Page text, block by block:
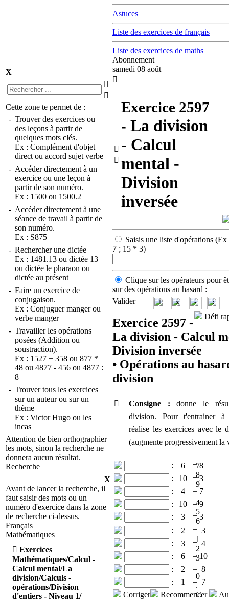
X


Cette zone te permet de :
- Trouver des exercices ou
des leçons à partir de
quelques mots clés.
Ex : Complément d'objet
direct ou accord sujet verbe
- Accéder directement à un
exercice ou une leçon à
partir de son numéro.
Ex : 1500 ou 1500.2
- Accéder directement à une
séance de travail à partir de
son numéro.
Ex : S875
- Rechercher une dictée
Ex : 1481.13 ou dictée 13
ou dictée le pharaon ou
dictée au présent
- Faire un exercice de
conjugaison.
Ex : Conjuguer mangerou
verbe manger
- Travailler les opérations
posées (Addition ou
soustraction).
Ex : 1527 + 358 ou 877 *
48 ou 4877 - 456 ou 4877 :
8
- Trouver tous les exercices
sur un auteur ou sur un
thème
Ex : Victor Hugo ou les
incas
Attention de bien orthographier
les mots, sinon la recherche ne
donnera aucun résultat.
Recherche
X
Avant de lancer la recherche, il
faut saisir des mots ou un
numéro d'exercice dans la zone
de recherche ci-dessus.
Français
Mathématiques
 Exercices
Mathématiques/Calcul -
Calcul mental/La
division/Calculs -
opérations/Division
d'entiers - Niveau 1/
Astuces
Liste des exercices de français
Liste des exercices de maths
Abonnement
samedi 08 août



Exercice 2597
- La division
- Calcul
mental -
Division
inversée
Saisis une liste d'opérations (Ex
7 ; 15 * 3)
Clique sur les opérateurs pour
sur des opérations au hasard :
+ x - :
Valider
Défi
Exercice 2597 -
La division - Calcul
Division inversée
• Opérations au
division
 Consigne :donne le
division. Pour t'entrainer
réalise les exercices avec le
(augmente progressivement la
7
8
9
4
5
6
1
2
3
0
.
C
: 6 = 8
:
10 = 3
:
4 = 7
:
10 = 9
:
3 = 3
:
2 = 3
:
3 = 4
:
6 = 10
:
2 = 8
:
1 = 7
Corriger
Recommencer